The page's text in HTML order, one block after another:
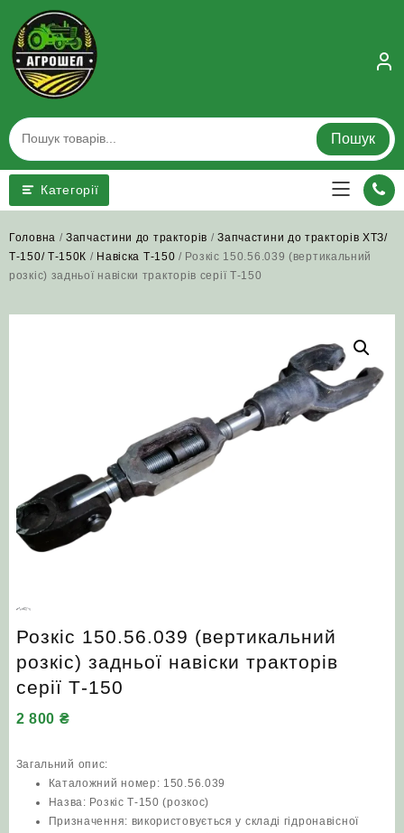
content
Пошук
Категорії
Головна /Запчастини до тракторів /Запчастини до тракторів ХТЗ/
Т-150/ Т-150К / Навіска Т-150 / Розкіс 150.56.039 (вертикальний
розкіс) задньої навіски тракторів серії Т‑150
Розкіс 150.56.039 (вертикальний
розкіс) задньої навіски тракторів
серії Т‑150
2 800 ₴
Загальний опис:
Каталожний номер: 150.56.039
Назва: Розкіс Т-150 (розкос)
Призначення: використовується у складі гідронавісної